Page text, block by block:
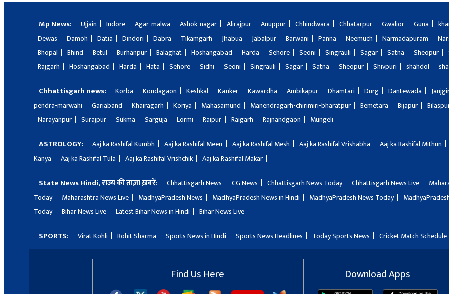
Mp News: Ujjain Indore Agar-malwa Ashok-nagar Alirajpur Anuppur Chhindwara Chhatarpur Gwalior Guna
Dewas
Damoh Datia Dindori Dabra Tikamgarh Jhabua Jabalpur Barwani Panna Neemuch Narmadapuram
Bhopal
Bhind Betul Burhanpur Balaghat Hoshangabad Harda Sehore Seoni Singrauli Sagar Satna Sheopur
Rajgarh
Hoshangabad Harda Hata Sehore Sidhi Seoni Singrauli Sagar Satna Sheopur Shivpuri shahdol
Chhattisgarh news: Korba Kondagaon Keshkal Kanker Kawardha Ambikapur Dhamtari Durg Dantewada
pendra-marwahi
Gariaband Khairagarh Koriya Mahasamund Manendragarh-chirimiri-bharatpur Bemetara Bijapur
Narayanpur
Surajpur Sukma Sarguja Lormi Raipur Raigarh Rajnandgaon Mungeli
ASTROLOGY: Aaj ka Rashifal Kumbh Aaj ka Rashifal Meen Aaj ka Rashifal Mesh Aaj ka Rashifal Vrishabha Aaj ka Rashifal Mithun
Kanya
Aaj ka Rashifal Tula Aaj ka Rashifal Vrishchik Aaj ka Rashifal Makar
State News Hindi, राज्य की ताज़ा ख़बरें: Chhattisgarh News CG News Chhattisgarh News Today Chhattisgarh News Live
Today
Maharashtra News Live MadhyaPradesh News MadhyaPradesh News in Hindi MadhyaPradesh News Today
Today
Bihar News Live Latest Bihar News in Hindi Bihar News Live
SPORTS: Virat Kohli Rohit Sharma Sports News in Hindi Sports News Headlines Today Sports News Cricket Match Schedule
Find Us Here Download Apps